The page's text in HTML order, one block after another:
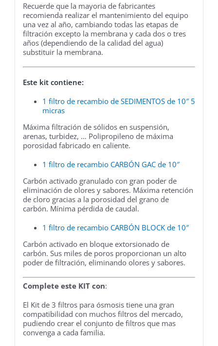
Recuerde que la mayoria de fabricantes
recomienda realizar el mantenimiento del equipo
una vez al año, cambiando todas las etapas de
filtración excepto la membrana y cada dos o tres
años (dependiendo de la calidad del agua)
substituir la membrana.
Este kit contiene:
1 filtro de recambio de SEDIMENTOS de 10″ 5
micras
Máxima filtración de sólidos en suspensión,
arenas, turbidez, … Polipropileno de máxima
porosidad fabricado en caliente.
1 filtro de recambio CARBÓN GAC de 10″
Carbón activado granulado con gran poder de
eliminación de olores y sabores. Máxima retención
de cloro gracias a la porosidad del grano de
carbón. Mínima pérdida de caudal.
1 filtro de recambio CARBÓN BLOCK de 10″
Carbón activado en bloque extorsionado de
carbón. Sus miles de poros proporcionan un alto
poder de filtración, eliminando olores y sabores.
Complete este KIT con:
El Kit de 3 filtros para ósmosis tiene una gran
compatibilidad con muchos filtros del mercado,
pudiendo crear el conjunto de filtros que mas
convenga a cada familia.